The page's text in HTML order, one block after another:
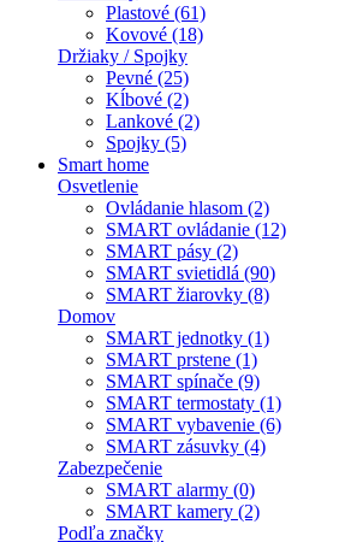
Plastové (61)
Kovové (18)
Držiaky / Spojky
Pevné (25)
Kĺbové (2)
Lankové (2)
Spojky (5)
Smart home
Osvetlenie
Ovládanie hlasom (2)
SMART ovládanie (12)
SMART pásy (2)
SMART svietidlá (90)
SMART žiarovky (8)
Domov
SMART jednotky (1)
SMART prstene (1)
SMART spínače (9)
SMART termostaty (1)
SMART vybavenie (6)
SMART zásuvky (4)
Zabezpečenie
SMART alarmy (0)
SMART kamery (2)
Podľa značky